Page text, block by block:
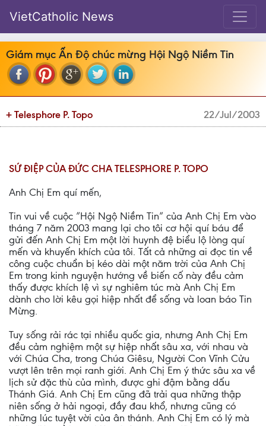
VietCatholic News
Giám mục Ấn Độ chúc mừng Hội Ngộ Niềm Tin
+ Telesphore P. Topo 22/Jul/2003
SỨ ĐIỆP CỦA ĐỨC CHA TELESPHORE P. TOPO
Anh Chị Em quí mến,
Tin vui về cuộc ”Hội Ngộ Niềm Tin” của Anh Chị Em vào
tháng 7 năm 2003 mang lại cho tôi cơ hội quí báu để
gửi đến Anh Chị Em một lời huynh đệ biểu lộ lòng quí
mến và khuyến khích của tôi. Tất cả những ai đọc tin về
công cuộc chuẩn bị kéo dài một năm trời của Anh Chị
Em trong kinh nguyện hướng về biến cố này đều cảm
thấy được khích lệ vì sự nghiêm túc mà Anh Chị Em
dành cho lời kêu gọi hiệp nhất để sống và loan báo Tin
Mừng.
Tuy sống rải rác tại nhiều quốc gia, nhưng Anh Chị Em
đều cảm nghiệm một sự hiệp nhất sâu xa, với nhau và
với Chúa Cha, trong Chúa Giêsu, Người Con Vĩnh Cửu
vượt lên trên mọi ranh giới. Anh Chị Em ý thức sâu xa về
lịch sử đặc thù của mình, được ghi đậm bằng dấu
Thánh Giá. Anh Chị Em cũng đã trải qua những thập
niên sống ở hải ngoại, đầy đau khổ, nhưng cũng có
những lúc tuyệt vời của ân thánh. Anh Chị Em có lý mà